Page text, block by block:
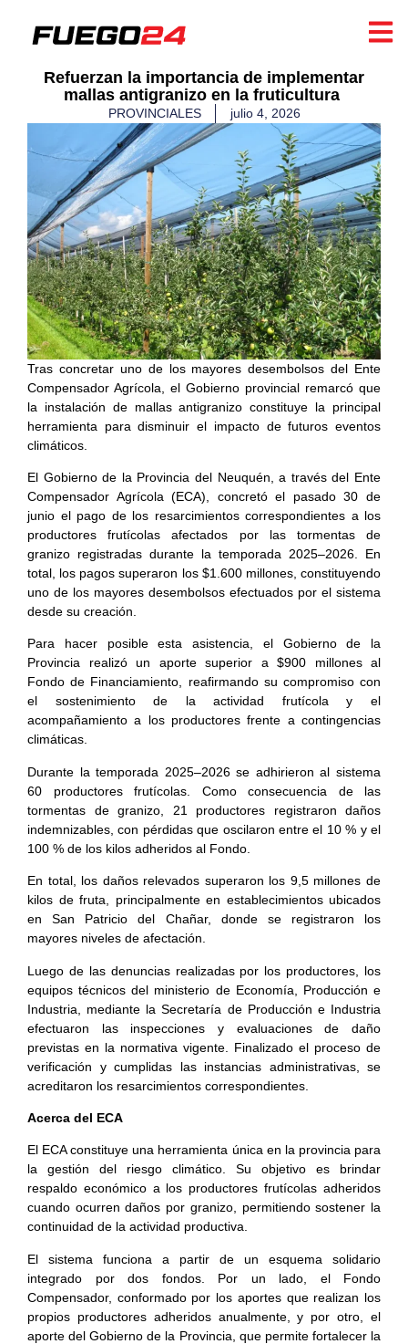
​Refuerzan la importancia de implementar
mallas antigranizo en la fruticultura ​
PROVINCIALES julio 4, 2026
Tras concretar uno de los mayores desembolsos del Ente
Compensador Agrícola, el Gobierno provincial remarcó que
la instalación de mallas antigranizo constituye la principal
herramienta para disminuir el impacto de futuros eventos
climáticos.
El Gobierno de la Provincia del Neuquén, a través del Ente
Compensador Agrícola (ECA), concretó el pasado 30 de
junio el pago de los resarcimientos correspondientes a los
productores frutícolas afectados por las tormentas de
granizo registradas durante la temporada 2025–2026. En
total, los pagos superaron los $1.600 millones, constituyendo
uno de los mayores desembolsos efectuados por el sistema
desde su creación.
Para hacer posible esta asistencia, el Gobierno de la
Provincia realizó un aporte superior a $900 millones al
Fondo de Financiamiento, reafirmando su compromiso con
el sostenimiento de la actividad frutícola y el
acompañamiento a los productores frente a contingencias
climáticas.
Durante la temporada 2025–2026 se adhirieron al sistema
60 productores frutícolas. Como consecuencia de las
tormentas de granizo, 21 productores registraron daños
indemnizables, con pérdidas que oscilaron entre el 10 % y el
100 % de los kilos adheridos al Fondo.
En total, los daños relevados superaron los 9,5 millones de
kilos de fruta, principalmente en establecimientos ubicados
en San Patricio del Chañar, donde se registraron los
mayores niveles de afectación.
Luego de las denuncias realizadas por los productores, los
equipos técnicos del ministerio de Economía, Producción e
Industria, mediante la Secretaría de Producción e Industria
efectuaron las inspecciones y evaluaciones de daño
previstas en la normativa vigente. Finalizado el proceso de
verificación y cumplidas las instancias administrativas, se
acreditaron los resarcimientos correspondientes.
Acerca del ECA
El ECA constituye una herramienta única en la provincia para
la gestión del riesgo climático. Su objetivo es brindar
respaldo económico a los productores frutícolas adheridos
cuando ocurren daños por granizo, permitiendo sostener la
continuidad de la actividad productiva.
El sistema funciona a partir de un esquema solidario
integrado por dos fondos. Por un lado, el Fondo
Compensador, conformado por los aportes que realizan los
propios productores adheridos anualmente, y por otro, el
aporte del Gobierno de la Provincia, que permite fortalecer la